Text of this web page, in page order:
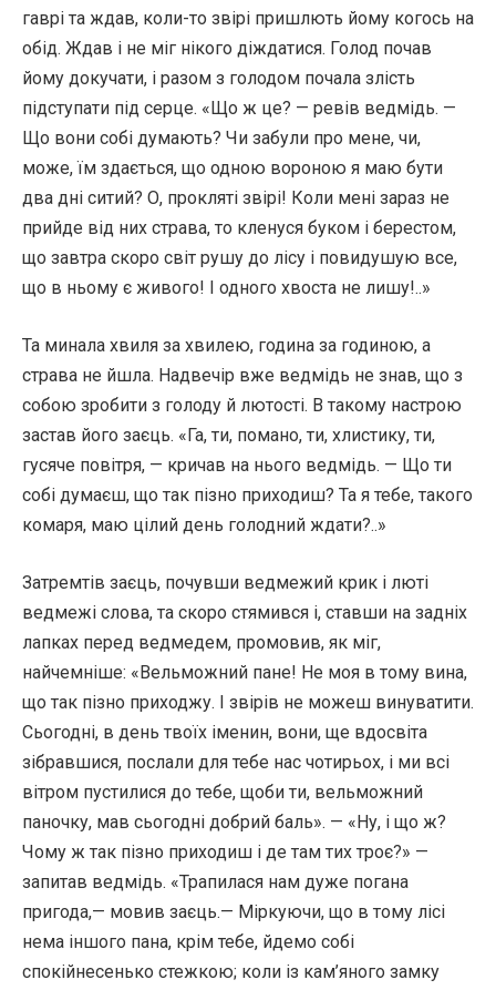
гаврі та ждав, коли-то звірі пришлють йому когось на
обід. Ждав і не міг нікого діждатися. Голод почав
йому докучати, і разом з голодом почала злість
підступати під серце. «Що ж це? — ревів ведмідь. —
Що вони собі думають? Чи забули про мене, чи,
може, їм здається, що одною вороною я маю бути
два дні ситий? О, прокляті звірі! Коли мені зараз не
прийде від них страва, то кленуся буком і берестом,
що завтра скоро світ рушу до лісу і повидушую все,
що в ньому є живого! І одного хвоста не лишу!..»
Та минала хвиля за хвилею, година за годиною, а
страва не йшла. Надвечір вже ведмідь не знав, що з
собою зробити з голоду й лютості. В такому настрою
застав його заєць. «Га, ти, помано, ти, хлистику, ти,
гусяче повітря, — кричав на нього ведмідь. — Що ти
собі думаєш, що так пізно приходиш? Та я тебе, такого
комаря, маю цілий день голодний ждати?..»
Затремтів заєць, почувши ведмежий крик і люті
ведмежі слова, та скоро стямився і, ставши на задніх
лапках перед ведмедем, промовив, як міг,
найчемніше: «Вельможний пане! Не моя в тому вина,
що так пізно приходжу. І звірів не можеш винуватити.
Сьогодні, в день твоїх іменин, вони, ще вдосвіта
зібравшися, послали для тебе нас чотирьох, і ми всі
вітром пустилися до тебе, щоби ти, вельможний
паночку, мав сьогодні добрий баль». — «Ну, і що ж?
Чому ж так пізно приходиш і де там тих троє?» —
запитав ведмідь. «Трапилася нам дуже погана
пригода,— мовив заєць.— Міркуючи, що в тому лісі
нема іншого пана, крім тебе, йдемо собі
спокійнесенько стежкою; коли із кам’яного замку